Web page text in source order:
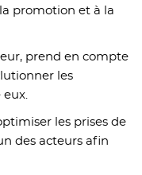
promotion et à la
prend en compte
les
eux.
les prises de
des acteurs afin